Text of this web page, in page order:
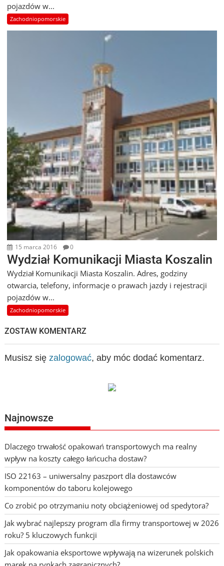
pojazdów w...
Zachodniopomorskie
15 marca 2016 0
Wydział Komunikacji Miasta Koszalin
Wydział Komunikacji Miasta Koszalin. Adres, godziny
otwarcia, telefony, informacje o prawach jazdy i rejestracji
pojazdów w...
Zachodniopomorskie
ZOSTAW KOMENTARZ
Musisz sięzalogować, aby móc dodać komentarz.
Najnowsze
Dlaczego trwałość opakowań transportowych ma realny
wpływ na koszty całego łańcucha dostaw?
ISO 22163 – uniwersalny paszport dla dostawców
komponentów do taboru kolejowego
Co zrobić po otrzymaniu noty obciążeniowej od spedytora?
Jak wybrać najlepszy program dla firmy transportowej w 2026
roku? 5 kluczowych funkcji
Jak opakowania eksportowe wpływają na wizerunek polskich